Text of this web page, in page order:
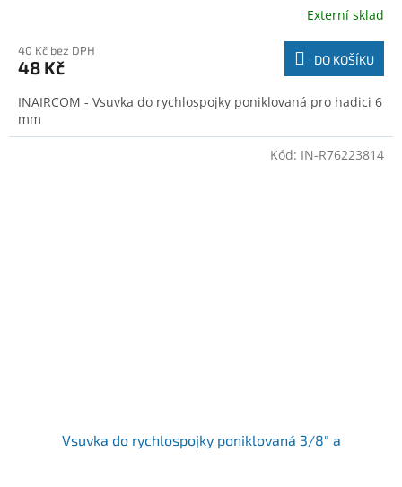
Externí sklad
40 Kč bez DPH
48 Kč DO KOŠÍKU
INAIRCOM - Vsuvka do rychlospojky poniklovaná pro hadici 6
mm
Vsuvka do rychlospojky poniklovaná 3/8" a
Kód: IN-R76223814